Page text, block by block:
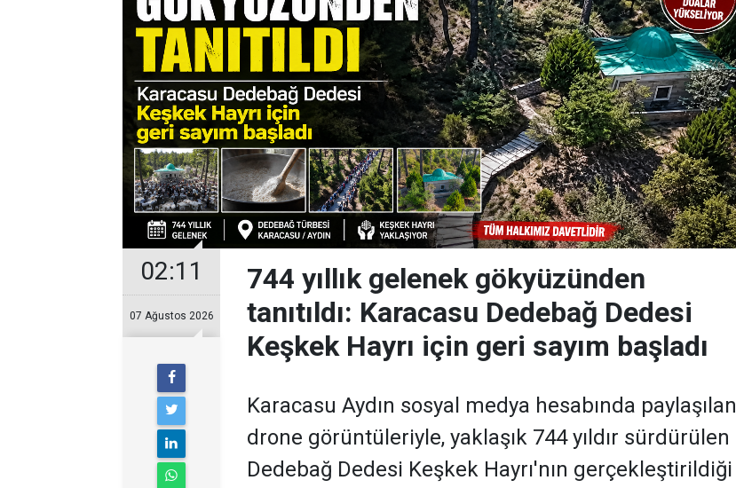
02:11
07 Ağustos 2026
744 yıllık gelenek gökyüzünden
tanıtıldı: Karacasu Dedebağ Dedesi
Keşkek Hayrı için geri sayım başladı
Karacasu Aydın sosyal medya hesabında paylaşılan
drone görüntüleriyle, yaklaşık 744 yıldır sürdürülen
Dedebağ Dedesi Keşkek Hayrı'nın gerçekleştirildiği